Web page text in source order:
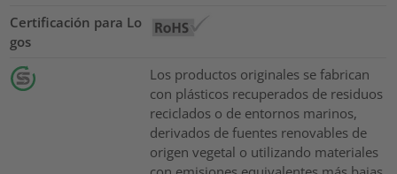
Certificación para Lo
gos
Los productos originales se fabrican
con plásticos recuperados de residuos
reciclados o de entornos marinos,
derivados de fuentes renovables de
origen vegetal o utilizando materiales